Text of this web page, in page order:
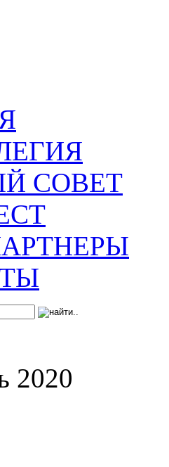
СОВЕТ
2020